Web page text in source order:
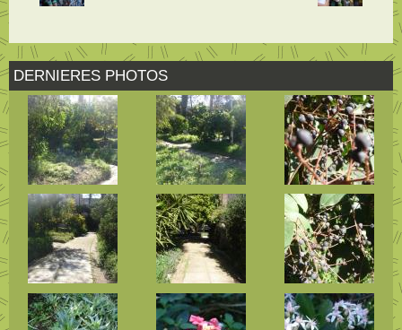
DERNIERES PHOTOS